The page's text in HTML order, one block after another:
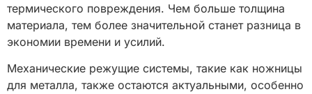
термического повреждения. Чем больше толщина
материала, тем более значительной станет разница в
экономии времени и усилий.
Механические режущие системы, такие как ножницы
для металла, также остаются актуальными, особенно